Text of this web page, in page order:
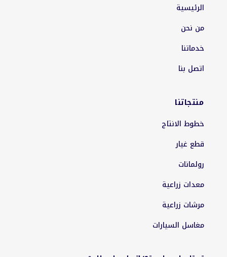
الرئيسية
من نحن
خدماتنا
اتصل بنا
منتجاتنا
خطوط الانتاج
قطع غيار
رولمانات
معدات زراعية
مرشات زراعية
مغاسل السيارات